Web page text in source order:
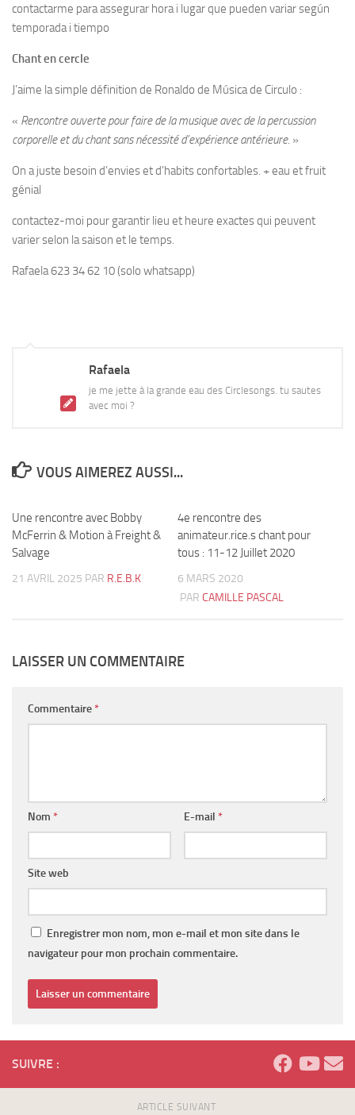
contactarme para assegurar hora i lugar que pueden variar según
temporada i tiempo
Chant en cercle
J’aime la simple définition de Ronaldo de Música de Circulo :
« Rencontre ouverte pour faire de la musique avec de la percussion
corporelle et du chant sans nécessité d’expérience antérieure. »
On a juste besoin d’envies et d’habits confortables. + eau et fruit
génial
contactez-moi pour garantir lieu et heure exactes qui peuvent
varier selon la saison et le temps.
Rafaela 623 34 62 10 (solo whatsapp)
Rafaela
je me jette à la grande eau des Circlesongs. tu sautes
avec moi ?
VOUS AIMEREZ AUSSI...
Une rencontre avec Bobby
McFerrin & Motion à Freight &
Salvage
21 AVRIL 2025 PAR R.E.B.K
4e rencontre des
animateur.rice.s chant pour
tous : 11-12 Juillet 2020
6 MARS 2020
PAR CAMILLE PASCAL
LAISSER UN COMMENTAIRE
Commentaire *
Nom * E-mail *
Site web
Enregistrer mon nom, mon e-mail et mon site dans le
navigateur pour mon prochain commentaire.
SUIVRE :
ARTICLE SUIVANT